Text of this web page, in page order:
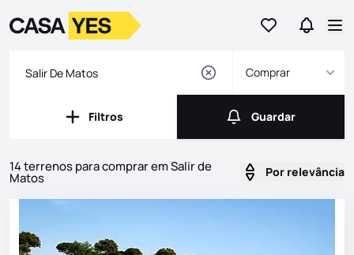
Ir para osIr para
LogoIr para a homepage
Comprar
Filtros
Filtros Guardar
Guardar
14 terrenos para comprar em Salir de
Matos Por relevância